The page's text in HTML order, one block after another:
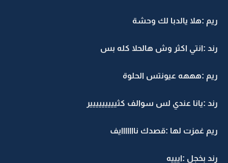
ريم :هلا يالدبا لك وحشة
رند :انتي اكثر وش هالحلا كله بس
ريم :هههه عيونتس الحلوة
رند :يانا عندي لس سوالف كثييييييييير
ريم غمزت لها :قصدك نااااااايف
رند بخجل :ايييه